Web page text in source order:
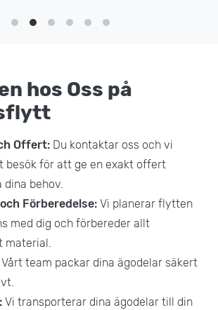
hos Oss på
Offert: Du kontaktar oss och vi
besök för att ge en exakt offert
dina behov.
Förberedelse: Vi planerar flytten
med dig och förbereder allt
material.
Vårt team packar dina ägodelar säkert
Vi transporterar dina ägodelar till din